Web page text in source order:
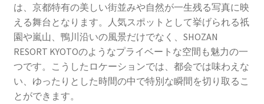
結婚式場選びの失敗談から学ぶ成功のコツ
ウエディングの定番曲
京都でフォトウェディングをするならここ！おすすめス
ポット12選
は、京都特有の美しい街並みや自然が一生残る写真に映
える舞台となります。人気スポットとして挙げられる祇
園や嵐山、鴨川沿いの風景だけでなく、SHOZAN
RESORT KYOTOのようなプライベートな空間も魅力の一
つです。こうしたロケーションでは、都会では味わえな
い、ゆったりとした時間の中で特別な瞬間を切り取るこ
とができます。